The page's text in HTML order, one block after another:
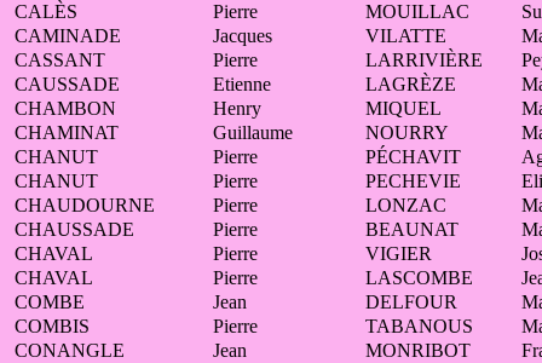
CALÈS
Pierre MOUILLAC
CAMINADE
Jacques VILATTE
CASSANT
Pierre LARRIVIÈRE
CAUSSADE
Etienne LAGRÈZE
CHAMBON
Henry MIQUEL
CHAMINAT
Guillaume NOURRY
CHANUT
Pierre PÉCHAVIT
CHANUT
Pierre PECHEVIE
CHAUDOURNE
Pierre LONZAC
CHAUSSADE
Pierre BEAUNAT
CHAVAL
Pierre VIGIER
CHAVAL
Pierre LASCOMBE
COMBE
Jean DELFOUR
COMBIS
Pierre TABANOUS
CONANGLE
Jean MONRIBOT